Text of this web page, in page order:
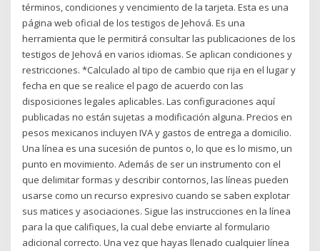
términos, condiciones y vencimiento de la tarjeta. Esta es una
página web oficial de los testigos de Jehová. Es una
herramienta que le permitirá consultar las publicaciones de los
testigos de Jehová en varios idiomas. Se aplican condiciones y
restricciones. *Calculado al tipo de cambio que rija en el lugar y
fecha en que se realice el pago de acuerdo con las
disposiciones legales aplicables. Las configuraciones aquí
publicadas no están sujetas a modificación alguna. Precios en
pesos mexicanos incluyen IVA y gastos de entrega a domicilio.
Una línea es una sucesión de puntos o, lo que es lo mismo, un
punto en movimiento. Además de ser un instrumento con el
que delimitar formas y describir contornos, las líneas pueden
usarse como un recurso expresivo cuando se saben explotar
sus matices y asociaciones. Sigue las instrucciones en la línea
para la que califiques, la cual debe enviarte al formulario
adicional correcto. Una vez que hayas llenado cualquier línea